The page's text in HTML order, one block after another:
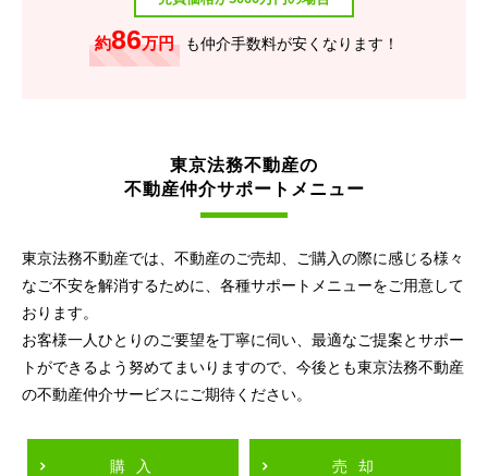
約86万円 も仲介手数料が安くなります！
東京法務不動産の
不動産仲介サポートメニュー
東京法務不動産では、不動産のご売却、ご購入の際に感じる様々
なご不安を解消するために、各種サポートメニューをご用意して
おります。
お客様一人ひとりのご要望を丁寧に伺い、最適なご提案とサポー
トができるよう努めてまいりますので、今後とも東京法務不動産
の不動産仲介サービスにご期待ください。
購入 売却